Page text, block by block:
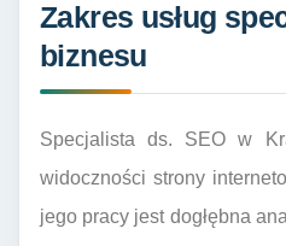
Zakres usług
biznesu
Specjalista ds. SEO w
widoczności strony
jego pracy jest dogłębna